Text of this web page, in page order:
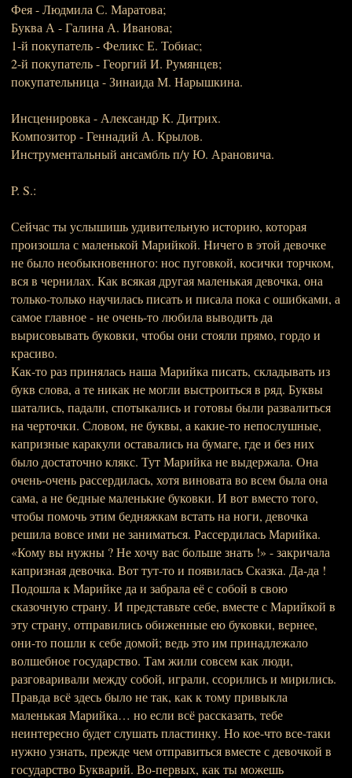
Фея - Людмила С. Маратова;
Буква А - Галина А. Иванова;
1-й покупатель - Феликс Е. Тобиас;
2-й покупатель - Георгий И. Румянцев;
покупательница - Зинаида М. Нарышкина.
Инсценировка - Александр К. Дитрих.
Композитор - Геннадий А. Крылов.
Инструментальный ансамбль п/у Ю. Арановича.
P. S.:
Сейчас ты услышишь удивительную историю, которая
произошла с маленькой Марийкой. Ничего в этой девочке
не было необыкновенного: нос пуговкой, косички торчком,
вся в чернилах. Как всякая другая маленькая девочка, она
только-только научилась писать и писала пока с ошибками, а
самое главное - не очень-то любила выводить да
вырисовывать буковки, чтобы они стояли прямо, гордо и
красиво.
Как-то раз принялась наша Марийка писать, складывать из
букв слова, а те никак не могли выстроиться в ряд. Буквы
шатались, падали, спотыкались и готовы были развалиться
на черточки. Словом, не буквы, а какие-то непослушные,
капризные каракули оставались на бумаге, где и без них
было достаточно клякс. Тут Марийка не выдержала. Она
очень-очень рассердилась, хотя виновата во всем была она
сама, а не бедные маленькие буковки. И вот вместо того,
чтобы помочь этим бедняжкам встать на ноги, девочка
решила вовсе ими не заниматься. Рассердилась Марийка.
«Кому вы нужны ? Не хочу вас больше знать !» - закричала
капризная девочка. Вот тут-то и появилась Сказка. Да-да !
Подошла к Марийке да и забрала её с собой в свою
сказочную страну. И представьте себе, вместе с Марийкой в
эту страну, отправились обиженные ею буковки, вернее,
они-то пошли к себе домой; ведь это им принадлежало
волшебное государство. Там жили совсем как люди,
разговаривали между собой, играли, ссорились и мирились.
Правда всё здесь было не так, как к тому привыкла
маленькая Марийка… но если всё рассказать, тебе
неинтересно будет слушать пластинку. Но кое-что все-таки
нужно узнать, прежде чем отправиться вместе с девочкой в
государство Букварий. Во-первых, как ты можешь